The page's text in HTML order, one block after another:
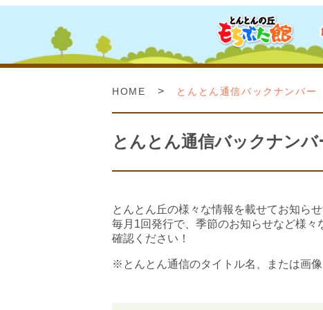
HOME > とんとん通信バックナンバー
とんとん通信バックナンバ
とんとん丘の様々な情報を載せてお知ら
毎月1回発行で、季節のお知らせなど様
確認ください！
※とんとん通信のタイトル名、または画